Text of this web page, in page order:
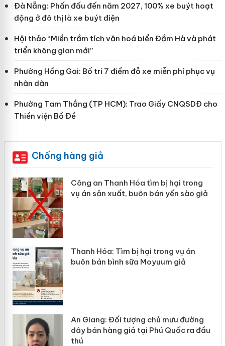
Đà Nẵng: Phấn đấu đến năm 2027, 100% xe buýt hoạt
động ở đô thị là xe buýt điện
Hội thảo “Miền trầm tích văn hoá biển Đầm Hà và phát
triển không gian mới”
Phường Hồng Gai: Bố trí 7 điểm đỗ xe miễn phí phục vụ
nhân dân
Phường Tam Thắng (TP HCM): Trao Giấy CNQSDĐ cho
Thiền viện Bồ Đề
Chống hàng giả
Công an Thanh Hóa tìm bị hại trong
vụ án sản xuất, buôn bán yến sào giả
Thanh Hóa: Tìm bị hại trong vụ án
buôn bán bình sữa Moyuum giả
An Giang: Đối tượng chủ mưu đường
dây bán hàng giả tại Phú Quốc ra đầu
thú